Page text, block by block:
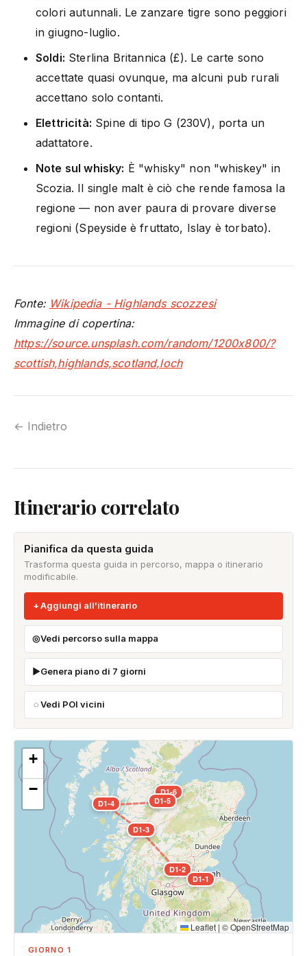
colori autunnali. Le zanzare tigre sono peggiori
in giugno-luglio.
Soldi: Sterlina Britannica (£). Le carte sono
accettate quasi ovunque, ma alcuni pub rurali
accettano solo contanti.
Elettricità: Spine di tipo G (230V), porta un
adattatore.
Note sul whisky: È "whisky" non "whiskey" in
Scozia. Il single malt è ciò che rende famosa la
regione — non aver paura di provare diverse
regioni (Speyside è fruttato, Islay è torbato).
Fonte: Wikipedia - Highlands scozzesi
Immagine di copertina:
https://source.unsplash.com/random/1200x800/?
scottish,highlands,scotland,loch
← Indietro
Itinerario correlato
Pianifica da questa guida
Trasforma questa guida in percorso, mappa o itinerario
modificabile.
Aggiungi all'itinerario
Vedi percorso sulla mappa
Genera piano di 7 giorni
Vedi POI vicini
D1-1
D1-2
D1-3
D1-4 D1-5
D1-6
+
−
Leaflet | ©OpenStreetMap
GIORNO 1